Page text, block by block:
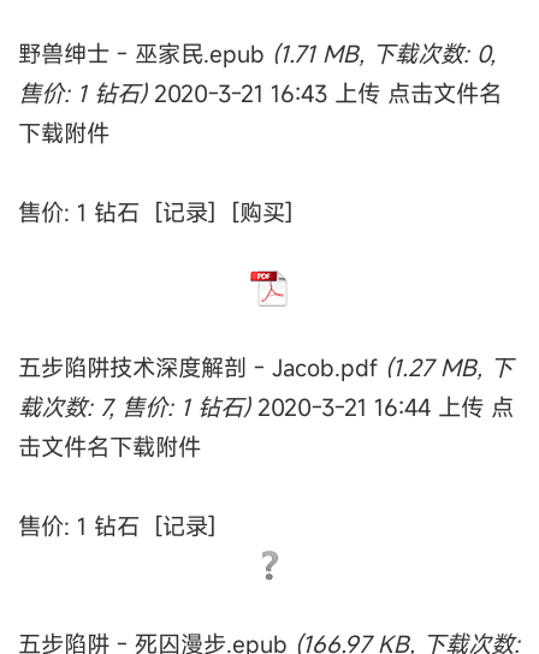
野兽绅士 - 巫家民.epub (1.71 MB, 下载次数: 0,
售价: 1 钻石) 2020-3-21 16:43 上传 点击文件名
下载附件
售价: 1 钻石 [记录] [购买]
五步陷阱技术深度解剖 - Jacob.pdf (1.27 MB, 下
载次数: 7, 售价: 1 钻石) 2020-3-21 16:44 上传 点
击文件名下载附件
售价: 1 钻石 [记录]
五步陷阱 - 死囚漫步.epub (166.97 KB, 下载次数: